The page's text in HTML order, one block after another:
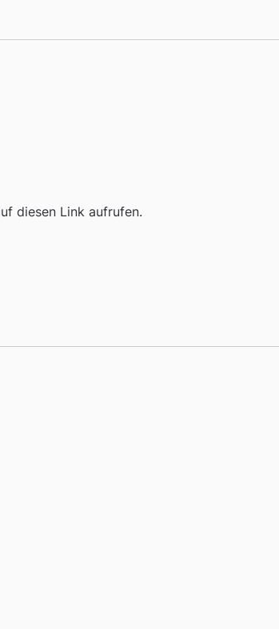
diesen Link aufrufen.